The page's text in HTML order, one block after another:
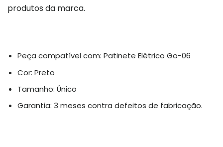
produtos da marca.
Peça compatível com: Patinete Elétrico Go-06
Cor: Preto
Tamanho: Único
Garantia: 3 meses contra defeitos de fabricação.